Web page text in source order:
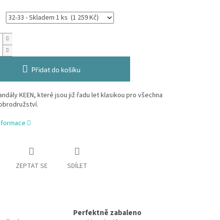
Přidat do košíku
KEEN, které jsou již řadu let klasikou pro všechna
ZEPTAT SE SDÍLET
Perfektně zabaleno